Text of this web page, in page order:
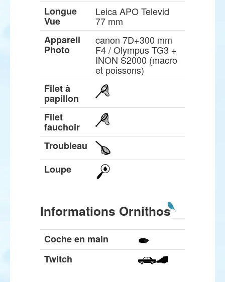
Longue
Vue
Leica APO Televid
77 mm
Appareil
Photo
canon 7D+300 mm
F4 / Olympus TG3 +
INON S2000 (macro
et poissons)
Filet à
papillon
Filet
fauchoir
Troubleau
Loupe
Informations Ornithos
Coche en main
Twitch